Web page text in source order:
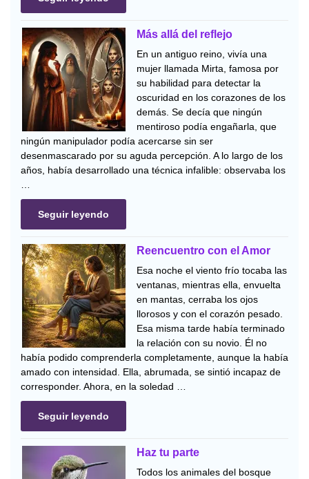
Más allá del reflejo
En un antiguo reino, vivía una
mujer llamada Mirta, famosa por
su habilidad para detectar la
oscuridad en los corazones de los
demás. Se decía que ningún
mentiroso podía engañarla, que
ningún manipulador podía acercarse sin ser
desenmascarado por su aguda percepción. A lo largo de los
años, había desarrollado una técnica infalible: observaba los
…
Seguir leyendo
Reencuentro con el Amor
Esa noche el viento frío tocaba las
ventanas, mientras ella, envuelta
en mantas, cerraba los ojos
llorosos y con el corazón pesado.
Esa misma tarde había terminado
la relación con su novio. Él no
había podido comprenderla completamente, aunque la había
amado con intensidad. Ella, abrumada, se sintió incapaz de
corresponder. Ahora, en la soledad …
Seguir leyendo
Haz tu parte
Todos los animales del bosque